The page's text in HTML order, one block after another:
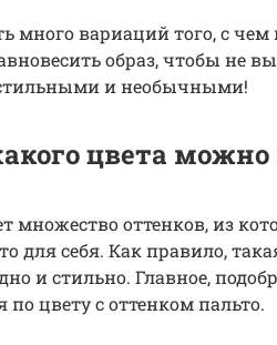
много вариаций того, с
образ, чтобы не
и необычными!
цвета
множество оттенков, из
для себя. Как правило,
и стильно. Главное,
цвету с оттенком пальто.